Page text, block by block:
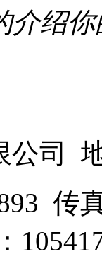
介绍
公司
传